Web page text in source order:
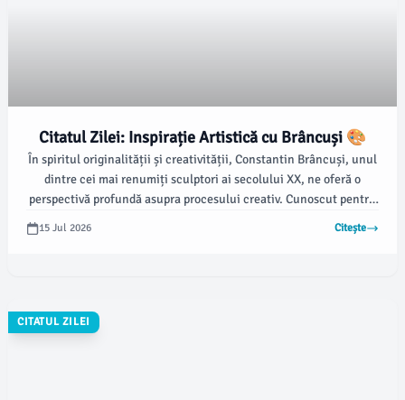
Citatul Zilei: Inspirație Artistică cu Brâncuși 🎨
În spiritul originalității și creativității, Constantin Brâncuși, unul
dintre cei mai renumiți sculptori ai secolului XX, ne oferă o
perspectivă profundă asupra procesului creativ. Cunoscut pentru
operele sale care au revoluționat sculptura modernă, Brâncuși
subliniază importanța stării mentale și emoționale în actul de
15 Jul 2026 Citește
CITATUL ZILEI